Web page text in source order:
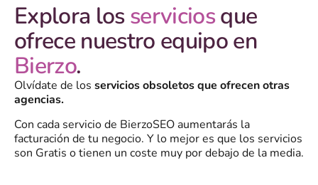
Explora losserviciosque
ofrece nuestro equipo en
Bierzo.
Olvídate de los servicios obsoletos que ofrecen otras
agencias.
Con cada servicio de BierzoSEO aumentarás la
facturación de tu negocio. Y lo mejor es que los servicios
son Gratis o tienen un coste muy por debajo de la media.